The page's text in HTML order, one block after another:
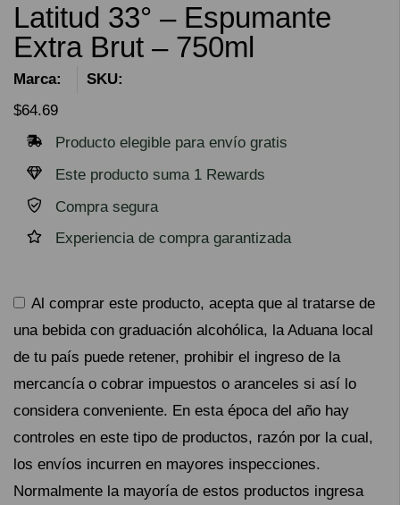
Latitud 33° – Espumante
Extra Brut – 750ml
Marca:
SKU:
$64.69
Producto elegible para envío gratis
Este producto suma 1 Rewards
Compra segura
Experiencia de compra garantizada
Al comprar este producto, acepta que al tratarse de
una bebida con graduación alcohólica, la Aduana local
de tu país puede retener, prohibir el ingreso de la
mercancía o cobrar impuestos o aranceles si así lo
considera conveniente. En esta época del año hay
controles en este tipo de productos, razón por la cual,
los envíos incurren en mayores inspecciones.
Normalmente la mayoría de estos productos ingresa